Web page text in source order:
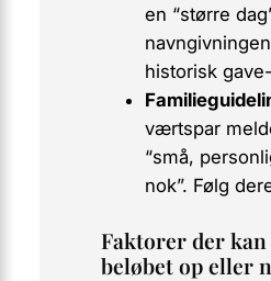
en “større
historisk
værtspar
“små,
nok”. Følg
Faktorer der
beløbet op eller